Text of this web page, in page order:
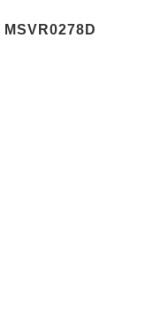
MSVR0278D